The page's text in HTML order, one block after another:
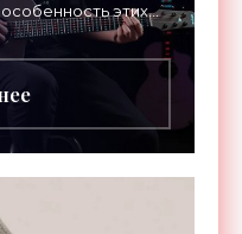
этих
RGB-подсветка